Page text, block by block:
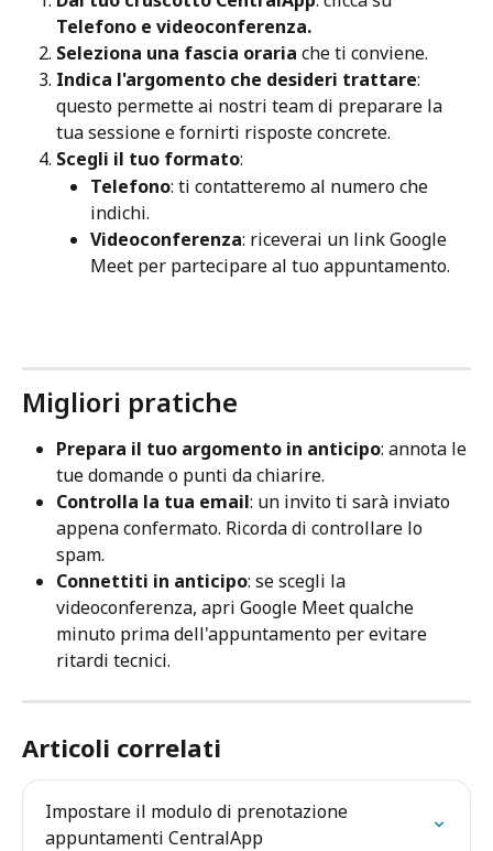
Telefono e videoconferenza.
Seleziona una fascia oraria che ti conviene.
Indica l'argomento che desideri trattare:
questo permette ai nostri team di preparare la
tua sessione e fornirti risposte concrete.
Scegli il tuo formato:
Telefono: ti contatteremo al numero che
indichi.
Videoconferenza: riceverai un link Google
Meet per partecipare al tuo appuntamento.
Migliori pratiche
Prepara il tuo argomento in anticipo: annota le
tue domande o punti da chiarire.
Controlla la tua email: un invito ti sarà inviato
appena confermato. Ricorda di controllare lo
spam.
Connettiti in anticipo: se scegli la
videoconferenza, apri Google Meet qualche
minuto prima dell'appuntamento per evitare
ritardi tecnici.
Articoli correlati
Impostare il modulo di prenotazione
appuntamenti CentralApp